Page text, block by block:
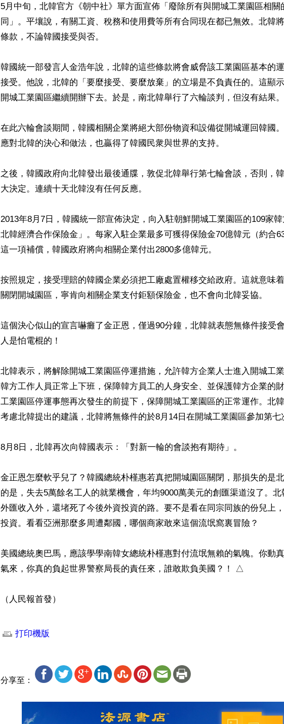
5月中旬，北韓官方《朝中社》單方面宣佈「廢除所有與開城工業園區相關
同」。平壤說，有關工資、稅務和使用費等所有合同現在都已無效。北韓
條款，不論韓國接受與否。
韓國統一部發言人金浩年說，北韓的這些條款將會威脅該工業園區基本的
接受。他說，北韓的「要麼接受、要麼放棄」的立場是不負責任的。這顯
開城工業園區繼續開辦下去。於是，南北韓舉行了六輪談判，但沒有結果。
在此六輪會談期間，韓國相關企業將絕大部份物資和設備從開城運回韓國
應對北韓的決心和做法，也贏得了韓國民衆與世界的支持。
之後，韓國政府向北韓發出最後通牒，敦促北韓舉行第七輪會談，否則，
大決定。連續十天北韓沒有任何反應。
2013年8月7日，韓國統一部宣佈決定，向入駐朝鮮開城工業園區的109家
北韓經濟合作保險金」。每家入駐企業最多可獲得保險金70億韓元（約合
這一項補償，韓國政府將向相關企業付出2800多億韓元。
按照規定，接受理賠的韓國企業必須把工廠處置權移交給政府。這就意味
關閉開城園區，寧肯向相關企業支付鉅額保險金，也不會向北韓妥協。
這個決心似山的宣言嚇癱了金正恩，僅過90分鐘，北韓就表態無條件接受
人是怕電棍的！
北韓表示，將解除開城工業園區停運措施，允許韓方企業人士進入開城工
韓方工作人員正常上下班，保障韓方員工的人身安全、並保護韓方企業的
工業園區停運事態再次發生的前提下，保障開城工業園區的正常運作。北
考慮北韓提出的建議，北韓將無條件的於8月14日在開城工業園區參加第七
8月8日，北韓再次向韓國表示：「對新一輪的會談抱有期待」。
金正恩怎麼軟乎兒了？韓國總統朴槿惠若真把開城園區關閉，那損失的是
的是，失去5萬餘名工人的就業機會，年均9000萬美元的創匯渠道沒了。
外匯收入外，還堵死了今後外資投資的路。要不是看在同宗同族的份兒上
投資。看看亞洲那麼多周遭鄰國，哪個商家敢來這個流氓窩裏冒險？
美國總統奧巴馬，應該學學南韓女總統朴槿惠對付流氓無賴的氣魄。你動
氣來，你真的負起世界警察局長的責任來，誰敢欺負美國？！ △
（人民報首發）
打印機版
分享至：